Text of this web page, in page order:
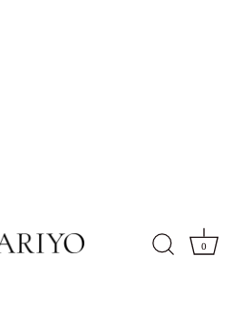
0
規約」といいます。）は，
，「当社」といいます。）がこの